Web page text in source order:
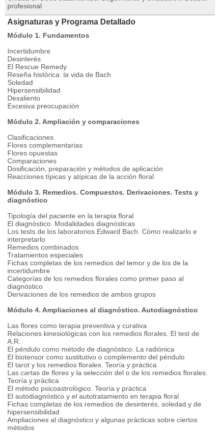
profesional
Asignaturas y Programa Detallado
Módulo 1. Fundamentos
Incertidumbre
Desinterés
El Rescue Remedy
Reseña histórica: la vida de Bach
Soledad
Hipersensibilidad
Desaliento
Excesiva preocupación
Módulo 2. Ampliación y comparaciones
Clasificaciones
Flores complementarias
Flores opuestas
Comparaciones
Dosificación, preparación y métodos de aplicación
Reacciones típicas y atípicas de la acción floral
Módulo 3. Remedios. Compuestos. Derivaciones. Tests y
diagnóstico
Tipología del paciente en la terapia floral
El diagnóstico. Modalidades diagnósticas
Los tests de los laboratorios Edward Bach. Cómo realizarlo e
interpretarlo
Remedios combinados
Tratamientos especiales
Fichas completas de los remedios del temor y de los de la
incertidumbre
Categorías de los remedios florales como primer paso al
diagnóstico
Derivaciones de los remedios de ambos grupos
Módulo 4. Ampliaciones al diagnóstico. Autodiagnóstico
Las flores como terapia preventiva y curativa
Relaciones kinesiológicas con los remedios florales. El test de
A.R.
El péndulo como método de diagnóstico. La radiónica
El biotensor como sustitutivo o complemento del péndulo
El tarot y los remedios florales. Teoría y práctica
Las cartas de flores y la selección del o de los remedios florales.
Teoría y práctica
El método psicoastrológico. Teoría y práctica
El autodiagnóstico y el autotratamiento en terapia floral
Fichas completas de los remedios de desinterés, soledad y de
hipersensibilidad
Ampliaciones al diagnóstico y algunas prácticas sobre ciertos
métodos